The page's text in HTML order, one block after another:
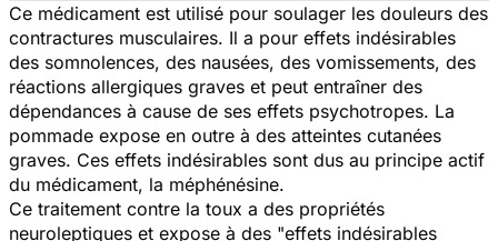
Ce médicament est utilisé pour soulager les douleurs des
contractures musculaires. Il a pour effets indésirables
des somnolences, des nausées, des vomissements, des
réactions allergiques graves et peut entraîner des
dépendances à cause de ses effets psychotropes. La
pommade expose en outre à des atteintes cutanées
graves. Ces effets indésirables sont dus au principe actif
du médicament, la méphénésine.
Ce traitement contre la toux a des propriétés
neuroleptiques et expose à des "effets indésirables